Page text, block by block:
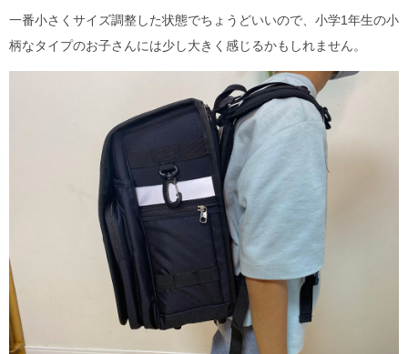
一番小さくサイズ調整した状態でちょうどいいので、小学1年生の小
柄なタイプのお子さんには少し大きく感じるかもしれません。